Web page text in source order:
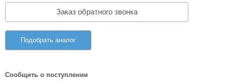
Заказ обратного звонка
Подобрать аналог
Сообщить о поступлении